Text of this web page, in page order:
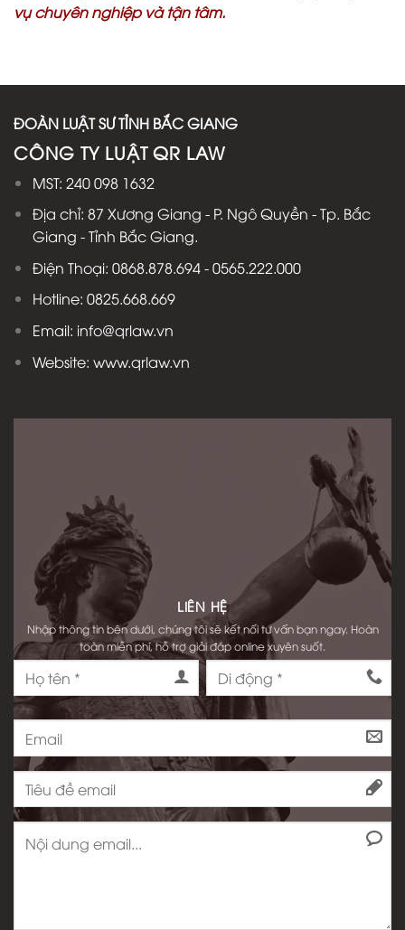
vụ chuyên nghiệp và tận tâm.
ĐOÀN LUẬT SƯ TỈNH BẮC GIANG
CÔNG TY LUẬT QR LAW
MST: 240 098 1632
Địa chỉ: 87 Xương Giang - P. Ngô Quyền - Tp. Bắc
Giang - Tỉnh Bắc Giang.
Điện Thoại: 0868.878.694 - 0565.222.000
Hotline: 0825.668.669
Email: info@qrlaw.vn
Website: www.qrlaw.vn
LIÊN HỆ
Nhập thông tin bên dưới, chúng tôi sẽ kết nối tư vấn bạn ngay. Hoàn
toàn miễn phí, hỗ trợ giải đáp online xuyên suốt.